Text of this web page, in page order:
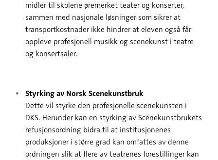
midler til skolene øremerket teater og konserter,
sammen med nasjonale løsninger som sikrer at
transportkostnader ikke hindrer at eleven også får
oppleve profesjonell musikk og scenekunst i teatre
og konsertsaler.
Styrking av Norsk Scenekunstbruk
Dette vil styrke den profesjonelle scenekunsten i
DKS. Herunder kan en styrking av Scenekunstbrukets
refusjonsordning bidra til at institusjonenes
produksjoner i større grad kan omfattes av denne
ordningen slik at flere av teatrenes forestillinger kan